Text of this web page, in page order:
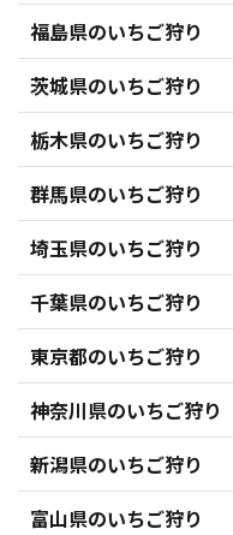
福島県のいちご狩り
茨城県のいちご狩り
栃木県のいちご狩り
群馬県のいちご狩り
埼玉県のいちご狩り
千葉県のいちご狩り
東京都のいちご狩り
神奈川県のいちご狩り
新潟県のいちご狩り
富山県のいちご狩り